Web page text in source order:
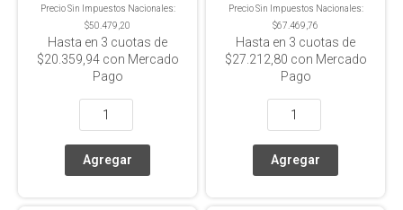
Precio Sin Impuestos Nacionales:
$50.479,20
Hasta en 3 cuotas de
$20.359,94con Mercado
Pago
Precio Sin Impuestos Nacionales:
$67.469,76
Hasta en 3 cuotas de
$27.212,80 con Mercado
Pago